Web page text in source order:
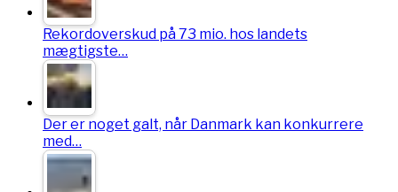
Rekordoverskud på 73 mio. hos landets
mægtigste…
Der er noget galt, når Danmark kan konkurrere
med…